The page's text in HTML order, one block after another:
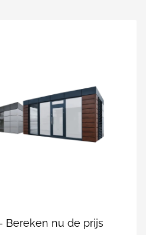
Bereken nu de prijs